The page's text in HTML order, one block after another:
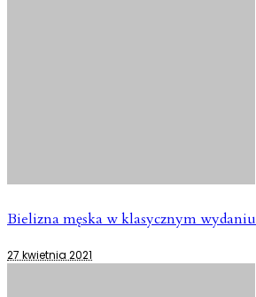
Bielizna męska w klasycznym wydaniu
27 kwietnia 2021